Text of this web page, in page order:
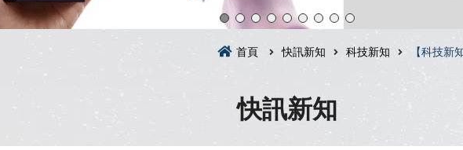
首頁 快訊新知 科技新知 【科技
快訊新知